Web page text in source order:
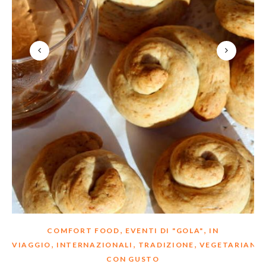
COMFORT FOOD , EVENTI DI "GOLA" , IN
VIAGGIO , INTERNAZIONALI , TRADIZIONE , VEGETARIANI
CON GUSTO